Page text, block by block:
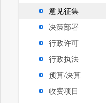
意见征集
决策部署
行政许可
行政执法
预算/决算
收费项目